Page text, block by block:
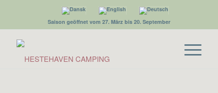
Saison geöffnet vom 27. März bis 20. September